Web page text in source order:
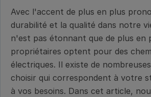
Avec l'accent de plus en plus
durabilité et la qualité dans notre
n'est pas étonnant que de plus en
propriétaires optent pour des
électriques. Il existe de
choisir qui correspondent à votre
à vos besoins. Dans cet article,